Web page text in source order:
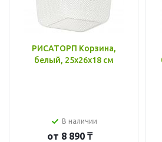
РИСАТОРП Корзина,
белый, 25x26x18 см
В наличии
от 8 890 ₸